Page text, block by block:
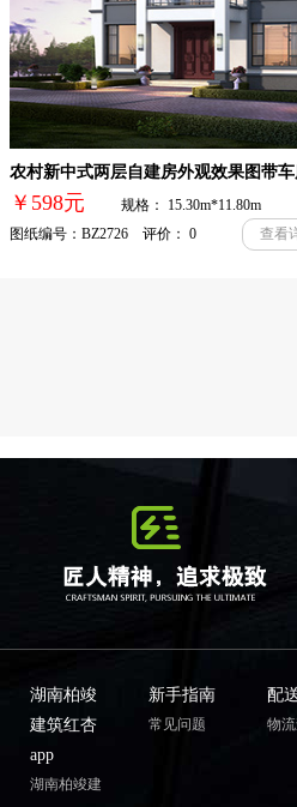
农村新中式两层自建房外观效果图带
￥598元
规格： 15.30m*11.80m
图纸编号：BZ2726 评价： 0
查看
湖南柏竣
建筑红杏
app
湖南柏竣建
新手指南
常见问题
配
物